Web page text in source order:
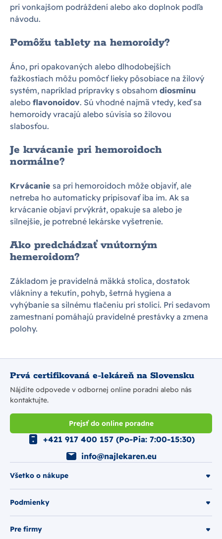
pri vonkajšom podráždení alebo ako doplnok podľa
návodu.
Pomôžu tablety na hemoroidy?
Áno, pri opakovaných alebo dlhodobejších
ťažkostiach môžu pomôcť lieky pôsobiace na žilový
systém, napríklad prípravky s obsahom diosmínu
alebo flavonoidov. Sú vhodné najmä vtedy, keď sa
hemoroidy vracajú alebo súvisia so žilovou
slabosťou.
Je krvácanie pri hemoroidoch
normálne?
Krvácanie sa pri hemoroidoch môže objaviť, ale
netreba ho automaticky pripisovať iba im. Ak sa
krvácanie objaví prvýkrát, opakuje sa alebo je
silnejšie, je potrebné lekárske vyšetrenie.
Ako predchádzať vnútorným
hemeroidom?
Základom je pravidelná mäkká stolica, dostatok
vlákniny a tekutín, pohyb, šetrná hygiena a
vyhýbanie sa silnému tlačeniu pri stolici. Pri sedavom
zamestnaní pomáhajú pravidelné prestávky a zmena
polohy.
Prvá certifikovaná e-lekáreň na Slovensku
Nájdite odpovede v odbornej online poradni alebo nás
kontaktujte.
Prejsť do online poradne
Všetko o nákupe
Podmienky
Pre firmy
+421 917 400 157 (Po-Pia: 7:00-15:30)
info@najlekaren.eu